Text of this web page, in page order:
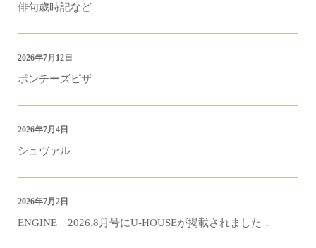
俳句歳時記など
ポンチーズピザ
2026年7月12日
シュヴァル
2026年7月4日
ENGINE 2026.8月号にU-HOUSEが掲載されました．
2026年7月2日